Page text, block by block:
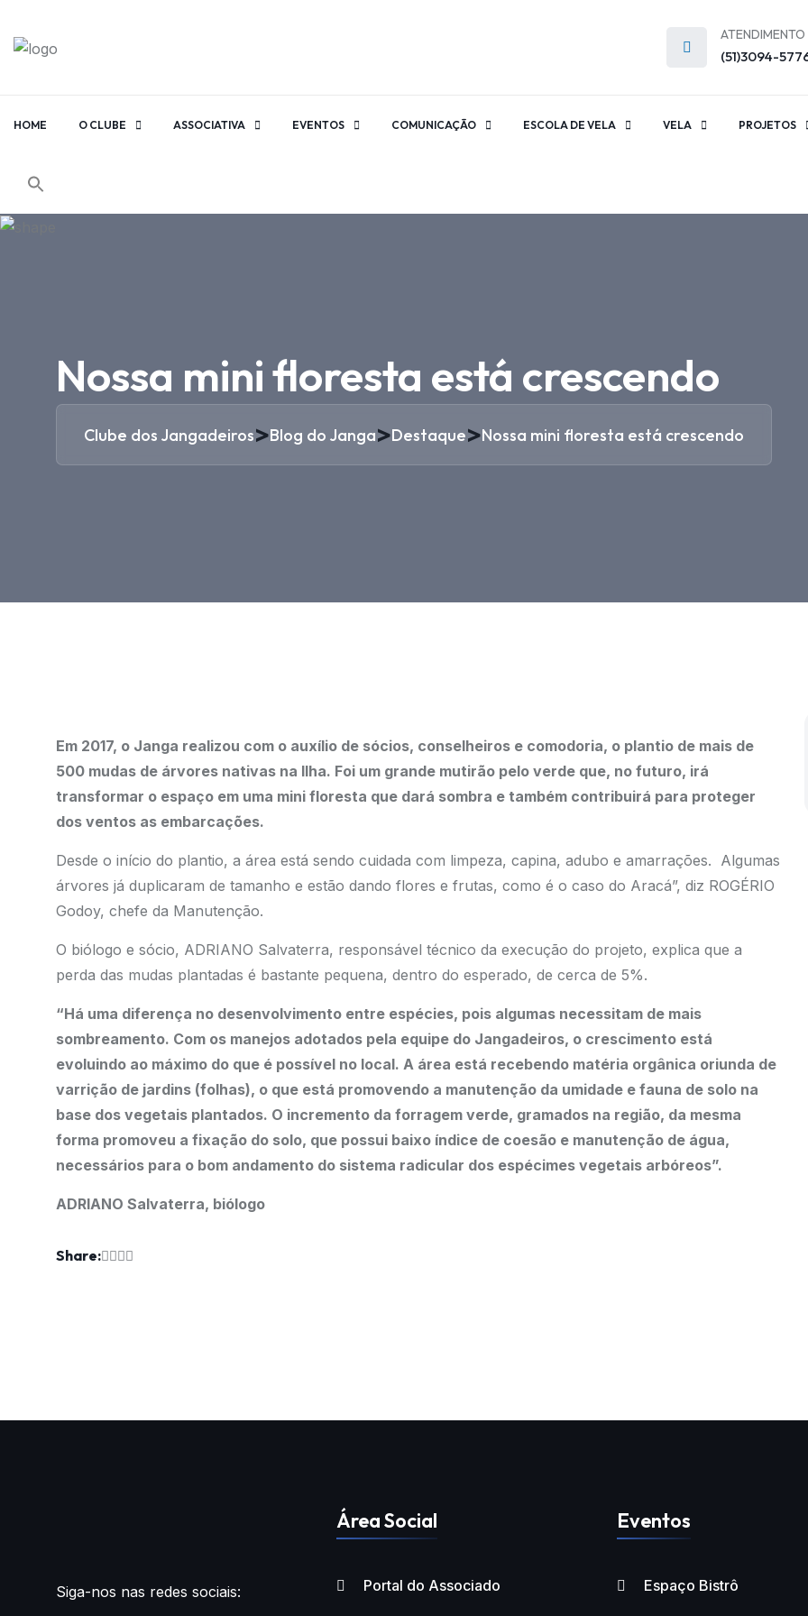
ATENDIMENTO
(51)3094-
HOME O CLUBE ASSOCIATIVA EVENTOS COMUNICAÇÃO ESCOLA DE VELA VELA PROJETOS
Nossa mini floresta está crescendo
Clube dos Jangadeiros>Blog do Janga>Destaque>Nossa mini floresta está crescendo
Em 2017, o Janga realizou com o auxílio de sócios, conselheiros e comodoria, o plantio de mais de
500 mudas de árvores nativas na Ilha. Foi um grande mutirão pelo verde que, no futuro, irá
transformar o espaço em uma mini floresta que dará sombra e também contribuirá para proteger
dos ventos as embarcações.
Desde o início do plantio, a área está sendo cuidada com limpeza, capina, adubo e amarrações. Algumas
árvores já duplicaram de tamanho e estão dando flores e frutas, como é o caso do Aracá”, diz ROGÉRIO
Godoy, chefe da Manutenção.
O biólogo e sócio, ADRIANO Salvaterra, responsável técnico da execução do projeto, explica que a
perda das mudas plantadas é bastante pequena, dentro do esperado, de cerca de 5%.
“Há uma diferença no desenvolvimento entre espécies, pois algumas necessitam de mais
sombreamento. Com os manejos adotados pela equipe do Jangadeiros, o crescimento está
evoluindo ao máximo do que é possível no local. A área está recebendo matéria orgânica oriunda de
varrição de jardins (folhas), o que está promovendo a manutenção da umidade e fauna de solo na
base dos vegetais plantados. O incremento da forragem verde, gramados na região, da mesma
forma promoveu a fixação do solo, que possui baixo índice de coesão e manutenção de água,
necessários para o bom andamento do sistema radicular dos espécimes vegetais arbóreos”.
ADRIANO Salvaterra, biólogo
Share:
Siga-nos nas redes sociais:
Área Social
Portal do Associado
Eventos
Espaço Bistrô